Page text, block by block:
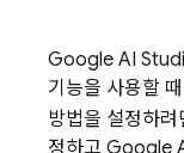
Google AI
기능을 사용할
방법을 설정하려
정하고 Google